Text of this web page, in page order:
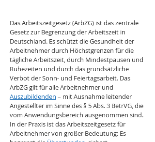
Das Arbeitszeitgesetz (ArbZG) ist das zentrale
Gesetz zur Begrenzung der Arbeitszeit in
Deutschland. Es schützt die Gesundheit der
Arbeitnehmer durch Höchstgrenzen für die
tägliche Arbeitszeit, durch Mindestpausen und
Ruhezeiten und durch das grundsätzliche
Verbot der Sonn- und Feiertagsarbeit. Das
ArbZG gilt für alle Arbeitnehmer und
Auszubildenden – mit Ausnahme leitender
Angestellter im Sinne des § 5 Abs. 3 BetrVG, die
vom Anwendungsbereich ausgenommen sind.
In der Praxis ist das Arbeitszeitgesetz für
Arbeitnehmer von großer Bedeutung: Es